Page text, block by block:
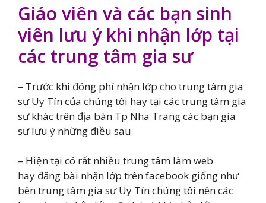
Giáo viên và các bạn sinh
viên lưu ý khi nhận lớp tại
các trung tâm gia sư
– Trước khi đóng phí nhận lớp cho trung tâm gia
sư Uy Tín của chúng tôi hay tại các trung tâm gia
sư khác trên địa bàn Tp Nha Trang các bạn gia
sư lưu ý những điều sau
– Hiện tại có rất nhiều trung tâm làm web
hay đăng bài nhận lớp trên facebook giống như
bên trung tâm gia sư Uy Tín chúng tôi nên các